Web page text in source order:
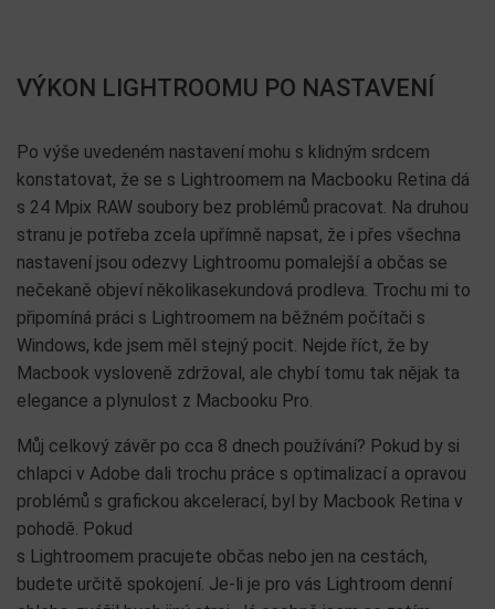
VÝKON LIGHTROOMU PO NASTAVENÍ
Po výše uvedeném nastavení mohu s klidným srdcem
konstatovat, že se s Lightroomem na Macbooku Retina dá
s 24 Mpix RAW soubory bez problémů pracovat. Na druhou
stranu je potřeba zcela upřímně napsat, že i přes všechna
nastavení jsou odezvy Lightroomu pomalejší a občas se
nečekaně objeví několikasekundová prodleva. Trochu mi to
připomíná práci s Lightroomem na běžném počítači s
Windows, kde jsem měl stejný pocit. Nejde říct, že by
Macbook vysloveně zdržoval, ale chybí tomu tak nějak ta
elegance a plynulost z Macbooku Pro.
Můj celkový závěr po cca 8 dnech používání? Pokud by si
chlapci v Adobe dali trochu práce s optimalizací a opravou
problémů s grafickou akcelerací, byl by Macbook Retina v
pohodě. Pokud
s Lightroomem pracujete občas nebo jen na cestách,
budete určitě spokojení. Je-li je pro vás Lightroom denní